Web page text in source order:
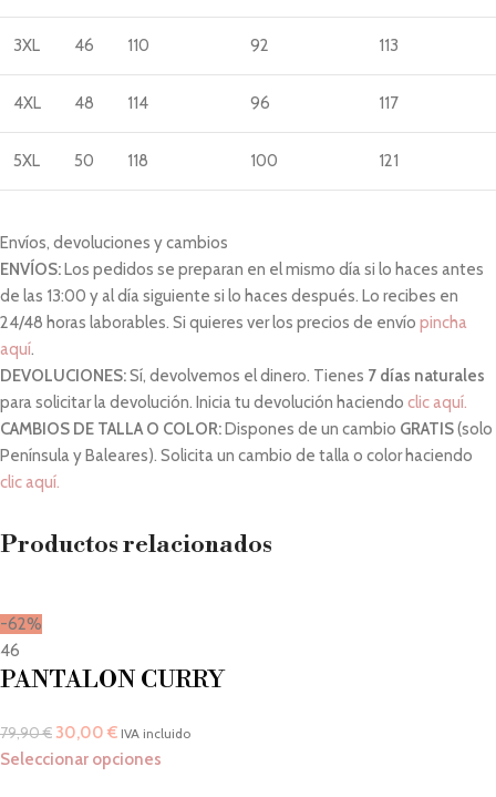
3XL 46 110 92 113
4XL 48 114 96 117
5XL 50 118 100 121
Envíos, devoluciones y cambios
ENVÍOS:Los pedidos se preparan en el mismo día si lo haces antes
de las 13:00 y al día siguiente si lo haces después. Lo recibes en
24/48 horas laborables. Si quieres ver los precios de envío pincha
aquí.
DEVOLUCIONES:Sí, devolvemos el dinero. Tienes 7 días naturales
para solicitar la devolución. Inicia tu devolución haciendo clic aquí.
CAMBIOS DE TALLA O COLOR:Dispones de un cambio GRATIS(solo
Península y Baleares). Solicita un cambio de talla o color haciendo
clic aquí.
Productos relacionados
-62%
46
PANTALON CURRY
79,90€ 30,00 € IVA incluido
Seleccionar opciones